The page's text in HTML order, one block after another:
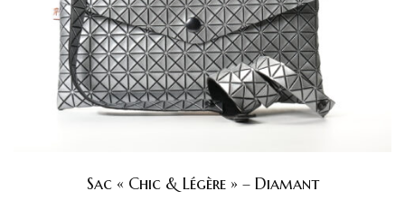
Sac « Chic & Légère » – Diamant